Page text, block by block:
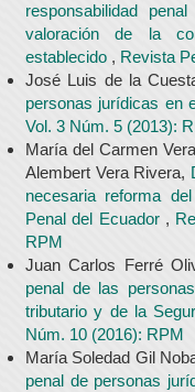
responsabilidad
valoración de la
establecido , Revista
José Luis de la
personas jurídicas en
Vol. 3 Núm. 5 (2013):
María del Carmen
Alembert Vera Rivera,
necesaria reforma
Penal del Ecuador ,
RPM
Juan Carlos Ferré
penal de las
tributario y de la
Núm. 10 (2016): RPM
María Soledad Gil
penal de personas